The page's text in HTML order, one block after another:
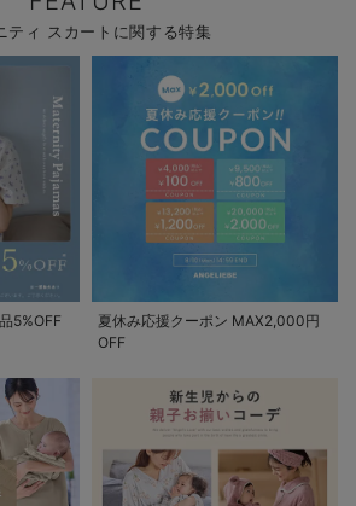
ティ スカートに関する特集
5%OFF
夏休み応援クーポン MAX2,000円
OFF